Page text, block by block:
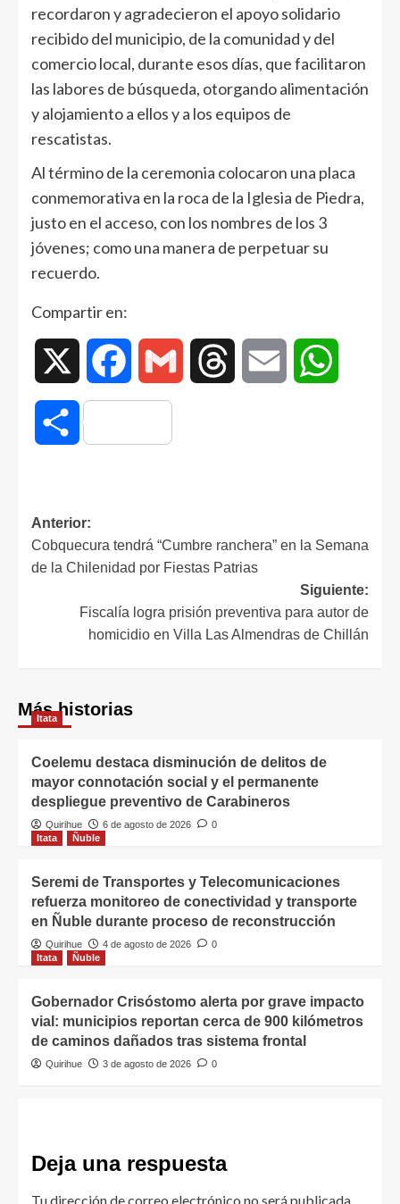
recordaron y agradecieron el apoyo solidario
recibido del municipio, de la comunidad y del
comercio local, durante esos días, que facilitaron
las labores de búsqueda, otorgando alimentación
y alojamiento a ellos y a los equipos de
rescatistas.
Al término de la ceremonia colocaron una placa
conmemorativa en la roca de la Iglesia de Piedra,
justo en el acceso, con los nombres de los 3
jóvenes; como una manera de perpetuar su
recuerdo.
Compartir en:
Facebook Gmail Threads Email
Compartir
Anterior:
Cobquecura tendrá “Cumbre ranchera” en la Semana
de la Chilenidad por Fiestas Patrias
Siguiente:
Fiscalía logra prisión preventiva para autor de
homicidio en Villa Las Almendras de Chillán
Más historias
Itata
Coelemu destaca disminución de delitos de
mayor connotación social y el permanente
despliegue preventivo de Carabineros
Quirihue 6 de agosto de 2026
0
Itata
Ñuble
Seremi de Transportes y Telecomunicaciones
refuerza monitoreo de conectividad y transporte
en Ñuble durante proceso de reconstrucción
Quirihue 4 de agosto de 2026
0
Itata
Ñuble
Gobernador Crisóstomo alerta por grave impacto
vial: municipios reportan cerca de 900 kilómetros
de caminos dañados tras sistema frontal
Quirihue 3 de agosto de 2026 0
Deja una respuesta
Tu dirección de correo electrónico no será publicada.